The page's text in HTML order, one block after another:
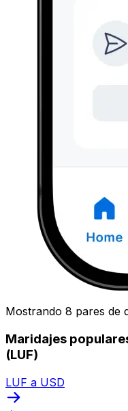
Mostrando 8 pares de
Maridajes
(LUF)
LUF a USD